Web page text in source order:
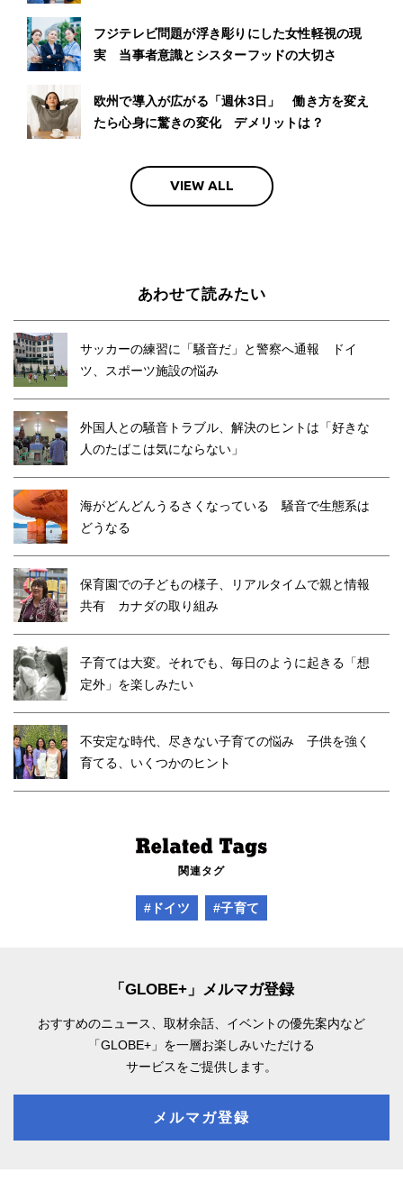
フジテレビ問題が浮き彫りにした女性軽視の現
実 当事者意識とシスターフッドの大切さ
欧州で導入が広がる「週休3日」 働き方を変え
たら心身に驚きの変化 デメリットは？
VIEW ALL
あわせて読みたい
サッカーの練習に「騒音だ」と警察へ通報 ドイ
ツ、スポーツ施設の悩み
外国人との騒音トラブル、解決のヒントは「好きな
人のたばこは気にならない」
海がどんどんうるさくなっている 騒音で生態系は
どうなる
保育園での子どもの様子、リアルタイムで親と情報
共有 カナダの取り組み
子育ては大変。それでも、毎日のように起きる「想
定外」を楽しみたい
不安定な時代、尽きない子育ての悩み 子供を強く
育てる、いくつかのヒント
関連タグ
#ドイツ #子育て
「GLOBE+」メルマガ登録
おすすめのニュース、取材余話、 イベントの優先案内など
「GLOBE+」を一層お楽しみいただける
サービスをご提供します。
メルマガ登録